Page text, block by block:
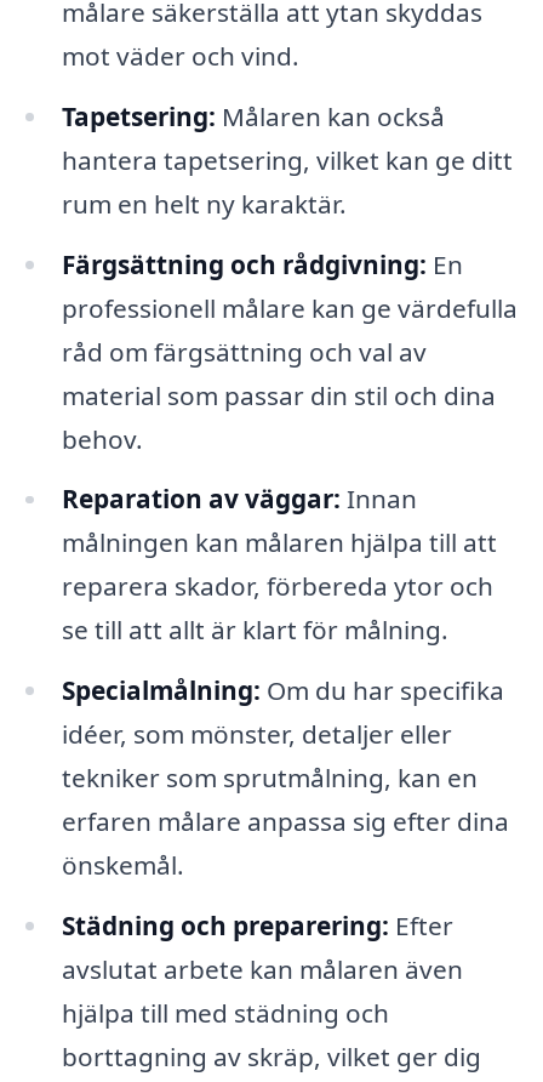
målare säkerställa att ytan skyddas
mot väder och vind.
Tapetsering: Målaren kan också
hantera tapetsering, vilket kan ge ditt
rum en helt ny karaktär.
Färgsättning och rådgivning: En
professionell målare kan ge värdefulla
råd om färgsättning och val av
material som passar din stil och dina
behov.
Reparation av väggar: Innan
målningen kan målaren hjälpa till att
reparera skador, förbereda ytor och
se till att allt är klart för målning.
Specialmålning: Om du har specifika
idéer, som mönster, detaljer eller
tekniker som sprutmålning, kan en
erfaren målare anpassa sig efter dina
önskemål.
Städning och preparering: Efter
avslutat arbete kan målaren även
hjälpa till med städning och
borttagning av skräp, vilket ger dig